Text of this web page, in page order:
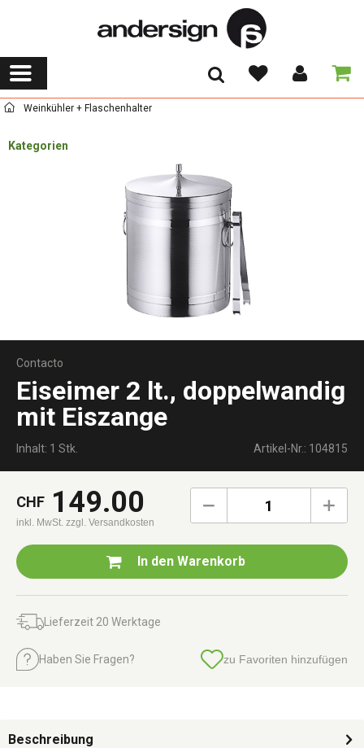
Weinkühler + Flaschenhalter
Kategorien
Contacto
Eiseimer 2 lt., doppelwandig
mit Eiszange
Inhalt: 1 Stk. Artikel-Nr.: 104815
CHF 149.00
inkl. MwSt. zzgl. Versandkosten
1
In den Warenkorb
Lieferzeit 20 Werktage
Haben Sie Fragen? zu Favoriten hinzufügen
Beschreibung